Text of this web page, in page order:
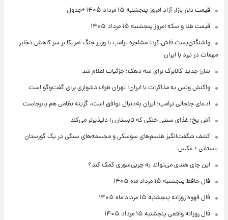
قیمت دلار بازار آزاد امروز پنجشنبه ۱۵ مرداد ۱۴۰۵ +جدول
قیمت طلا و سکه امروز پنجشنبه ۱۵ مرداد ۱۴۰۵
واشنگتن‌پست فاش کرد: مشاجره ترامپ با وزیر جنگ آمریکا بر سر کاهش ذخایر
مهمات در نبرد با ایران
شارژ جدید کالابرگ برای سه دهک؛ جزئیات اعلام شد
واکنش ونس به مذاکرات با ایران؛ تهران طرف دشواری برای گفت‌وگو است
ادعای جنجالی ترامپ؛ ایران به‌دنبال توافق است، گزینه نظامی هم پابرجاست
آش یخ؛ غذای سنتی خنکی که تابستان را دلپذیرتر می‌کند
کشف شگفت‌انگیز طلسم‌های سوسکی و مجسمه‌های سنگی در یک گورستان
باستانی + عکس
این چای هندی می‌تواند به چربی‌سوزی کمک کند؟
فال حافظ پنجشنبه ۱۵ مرداد ماه ۱۴۰۵
فال قهوه روزانه پنجشنبه ۱۵ مرداد ماه ۱۴۰۵
فال روزانه واقعی پنجشنبه ۱۵ مرداد ۱۴۰۵